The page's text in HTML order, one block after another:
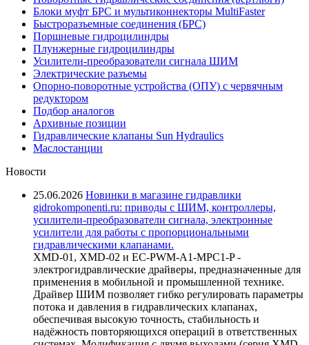
Блоки муфт БРС и мультиконнекторы MultiFaster
Быстроразъемные соединения (БРС)
Поршневые гидроцилиндры
Плунжерные гидроцилиндры
Усилители-преобразователи сигнала ШИМ
Электрические разъемы
Опорно-поворотные устройства (ОПУ) с червячным
редуктором
Подбор аналогов
Архивные позиции
Гидравлические клапаны Sun Hydraulics
Маслостанции
Новости
25.06.2026 Новинки в магазине гидравлики
gidrokomponenti.ru: приводы с ШИМ, контроллеры,
усилители-преобразователи сигнала, электронные
усилители для работы с пропорциональными
гидравлическими клапанами.
XMD-01, XMD-02 и EC-PWM-A1-MPC1-P -
электрогидравлические драйверы, предназначенные для
применения в мобильной и промышленной технике.
Драйвер ШИМ позволяет гибко регулировать параметры
потока и давления в гидравлических клапанах,
обеспечивая высокую точность, стабильность и
надёжность повторяющихся операций в ответственных